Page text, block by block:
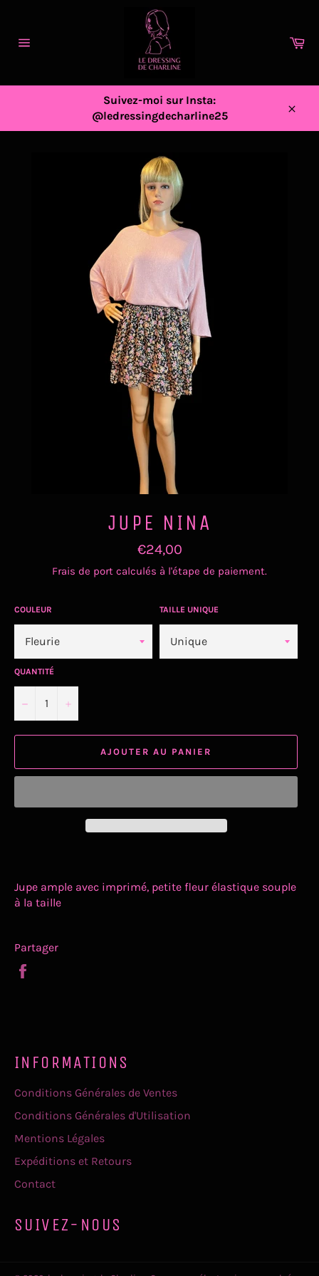
contenu
Suivez-moi sur Insta:
@ledressingdecharline25
JUPE NINA
Prix
régulier
€24,00
Frais de port calculés à l'étape de paiement.
COULEUR TAILLE UNIQUE
QUANTITÉ
− +
AJOUTER AU PANIER
Jupe ample avec imprimé, petite fleur élastique souple
à la taille
Partager
INFORMATIONS
Conditions Générales de Ventes
Conditions Générales d'Utilisation
Mentions Légales
Expéditions et Retours
Contact
SUIVEZ-NOUS